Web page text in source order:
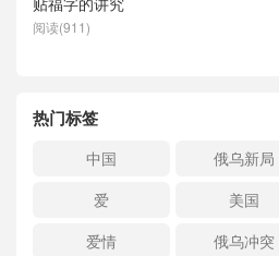
阅读(911)
热门标签
中国 俄乌新局
爱
美国
爱情
俄乌冲突